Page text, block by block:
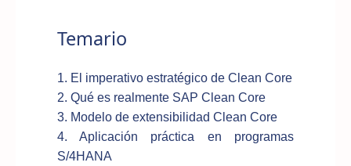
Temario
1. El imperativo estratégico de Clean Core
2. Qué es realmente SAP Clean Core
3. Modelo de extensibilidad Clean Core
4. Aplicación práctica en programas
S/4HANA